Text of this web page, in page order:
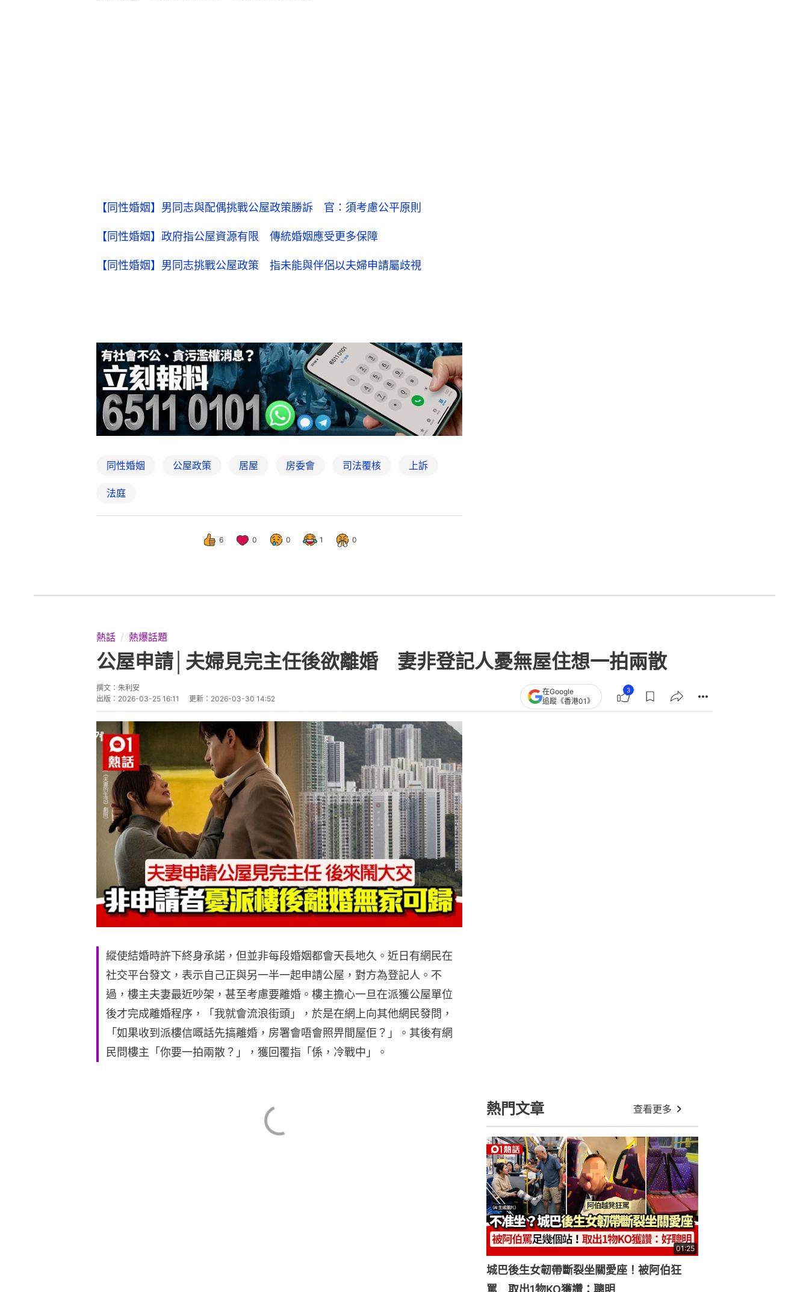
【同性婚姻】男同志與配偶挑戰公屋政策勝訴 官：須考慮公平原則
【同性婚姻】政府指公屋資源有限 傳統婚姻應受更多保障
【同性婚姻】男同志挑戰公屋政策 指未能與伴侶以夫婦申請屬歧視
同性婚姻 公屋政策 居屋 房委會 司法覆核 上訴
法庭
6 0 0 1 0
熱話 熱爆話題
公屋申請│夫婦見完主任後欲離婚 妻非登記人憂無屋住想一拍兩散
撰文： 朱利安
出版： 2026-03-25 16:11 更新： 2026-03-30 14:52
在Google
追蹤《香港01》
3
縱使結婚時許下終身承諾，但並非每段婚姻都會天長地久。近日有網民在
社交平台發文，表示自己正與另一半一起申請公屋，對方為登記人。不
過，樓主夫妻最近吵架，甚至考慮要離婚。樓主擔心一旦在派獲公屋單位
後才完成離婚程序，「我就會流浪街頭」，於是在網上向其他網民發問，
「如果收到派樓信嘅話先搞離婚，房署會唔會照畀間屋佢？」。其後有網
民問樓主「你要一拍兩散？」，獲回覆指「係，冷戰中」。
400公里+路徑 天文台最新預測
德33歲女遭囚虐4個月！性侵、暴打
逼食糞 半裸綁露台被鄰居揭發
美心月餅禮盒設計惹熱議！字體排位
暗藏玄機？網民：亂到無晒焦點
00:31
有片｜的士司機疑拒開冷氣：開唔開
都$29 女乘客嬲爆拍片惹熱議